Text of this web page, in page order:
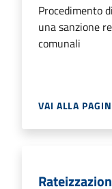
Procedimento
una sanzione
comunali
VAI ALLA